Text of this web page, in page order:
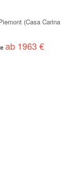
(Casa Carina
ab 1963 €